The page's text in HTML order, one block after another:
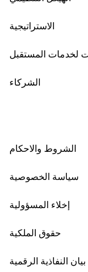
الاستراتيجية
لخدمات المستقبل
الشركاء
الشروط والاحكام
سياسة الخصوصية
إخلاء المسؤولية
حقوق الملكية
النفاذية الرقمية